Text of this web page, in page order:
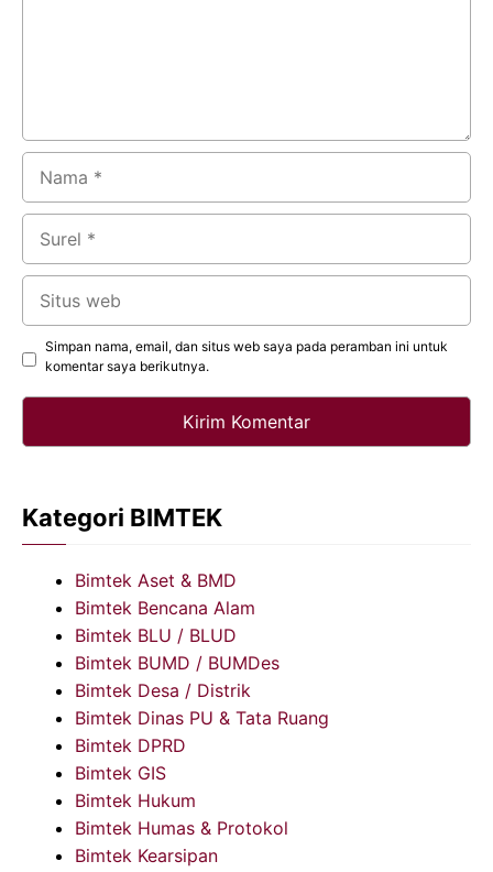
Simpan nama, email, dan situs web saya pada peramban ini untuk
komentar saya berikutnya.
Kategori BIMTEK
Bimtek Aset & BMD
Bimtek Bencana Alam
Bimtek BLU / BLUD
Bimtek BUMD / BUMDes
Bimtek Desa / Distrik
Bimtek Dinas PU & Tata Ruang
Bimtek DPRD
Bimtek GIS
Bimtek Hukum
Bimtek Humas & Protokol
Bimtek Kearsipan